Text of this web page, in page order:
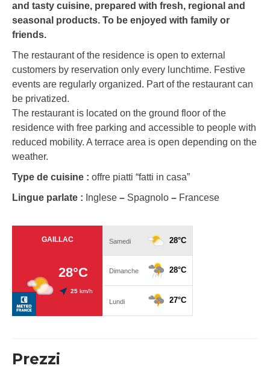
and tasty cuisine, prepared with fresh, regional and
seasonal products. To be enjoyed with family or
friends.
The restaurant of the residence is open to external
customers by reservation only every lunchtime. Festive
events are regularly organized. Part of the restaurant can
be privatized.
The restaurant is located on the ground floor of the
residence with free parking and accessible to people with
reduced mobility. A terrace area is open depending on the
weather.
Type de cuisine : offre piatti “fatti in casa”
Lingue parlate : Inglese – Spagnolo – Francese
Prezzi